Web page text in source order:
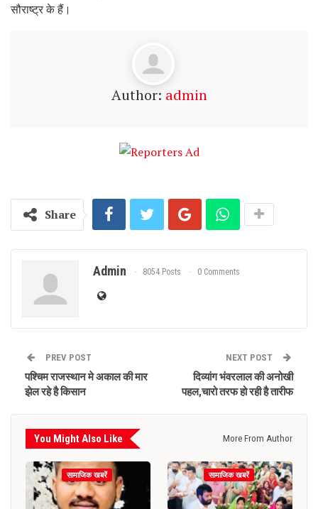
सौराष्ट्र के हैं।
Author: admin
Share
Admin 8054 Posts 0 Comments
PREV POST
पश्चिम राजस्थान मे अकाल की मार
झेल रहे है किसान
NEXT POST
दिव्यांग भंवरलाल की अनोखी
पहल,चारो तरफ हो रही है तारीफ
You Might Also Like More From Author
सामाजिक खबरें सामाजिक खबरें